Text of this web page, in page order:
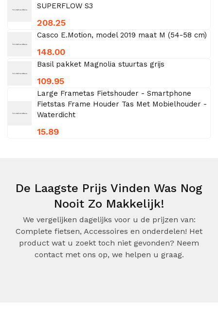
SUPERFLOW S3
208.25
Casco E.Motion, model 2019 maat M (54-58 cm)
148.00
Basil pakket Magnolia stuurtas grijs
109.95
Large Frametas Fietshouder - Smartphone
Fietstas Frame Houder Tas Met Mobielhouder -
Waterdicht
15.89
De Laagste Prijs Vinden Was Nog
Nooit Zo Makkelijk!
We vergelijken dagelijks voor u de prijzen van:
Complete fietsen, Accessoires en onderdelen! Het
product wat u zoekt toch niet gevonden? Neem
contact met ons op, we helpen u graag.